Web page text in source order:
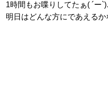
1時間もお喋りしてたぁ( ´ー
明日はどんな方にであえるか